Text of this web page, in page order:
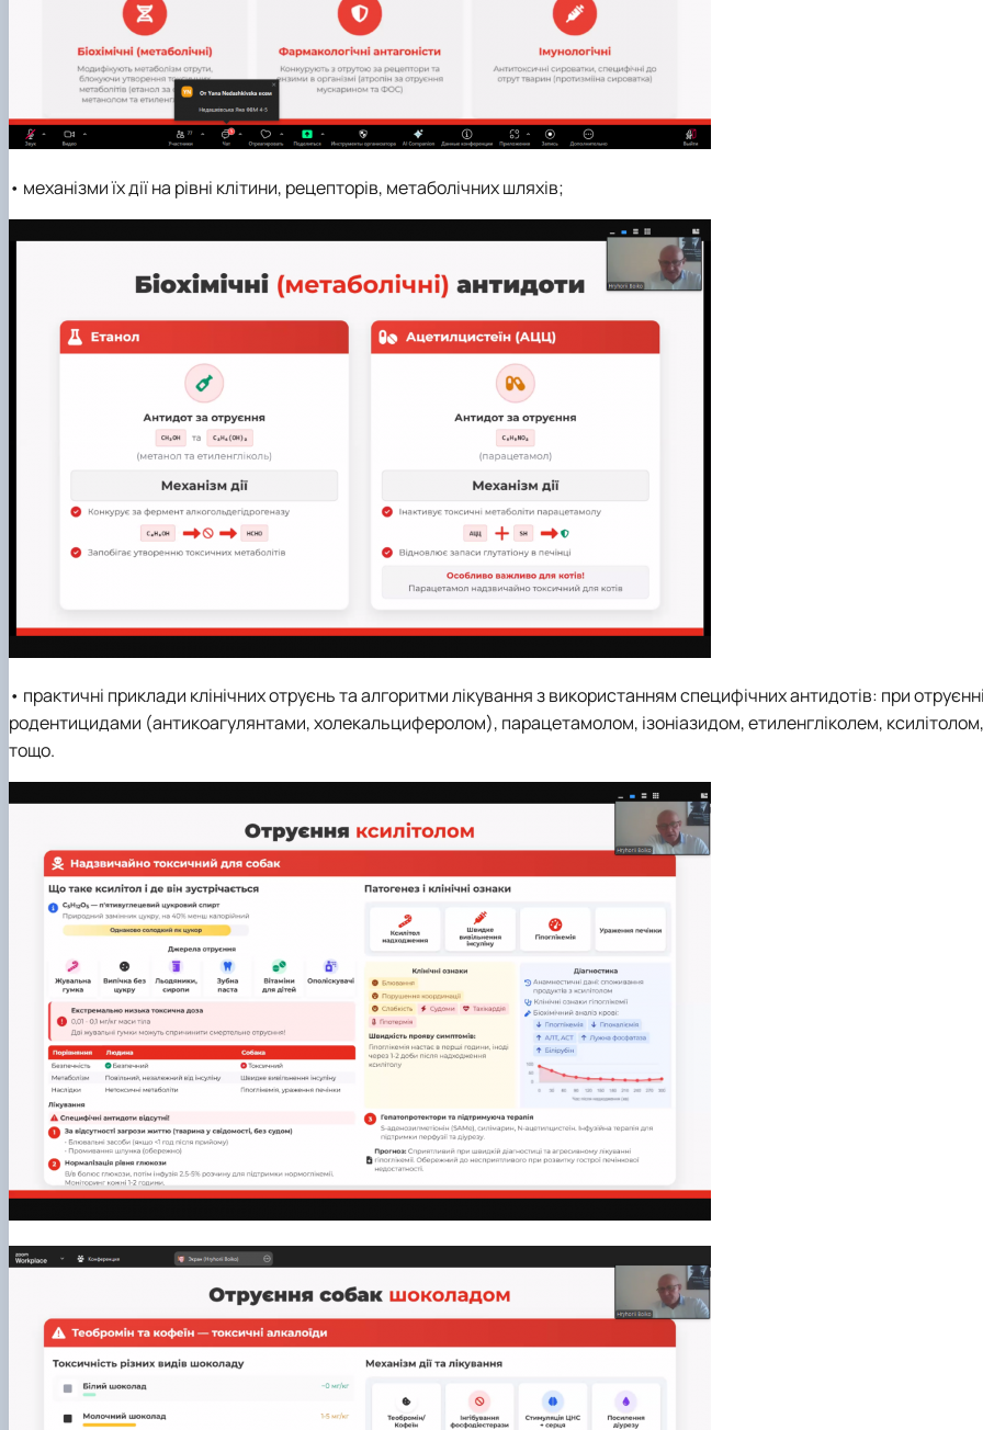
• механізми їх дії на рівні клітини, рецепторів, метаболічних шляхів;
• практичні приклади клінічних отруєнь та алгоритми лікування з використанням специфічних антидотів: при отруєнні
родентицидами (антикоагулянтами, холекальциферолом), парацетамолом, ізоніазидом, етиленгліколем,
тощо.